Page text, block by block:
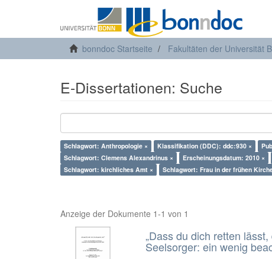
bonndoc Startseite Fakultäten der Universität
E-Dissertationen: Suche
Schlagwort: Anthropologie × Klassifikation (DDC): ddc:930 ×
Schlagwort: Clemens Alexandrinus ×
Erscheinungsdatum: 2010 ×
Schlagwort: kirchliches Amt ×
Schlagwort: Frau in der frühen
Anzeige der Dokumente 1-1 von 1
„Dass du dich retten
Seelsorger: ein wenig